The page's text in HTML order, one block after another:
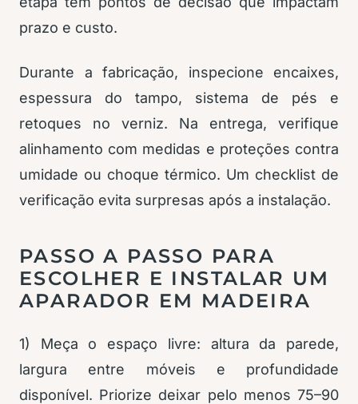
prazo e custo.
Durante a fabricação, inspecione encaixes,
espessura do tampo, sistema de pés e
retoques no verniz. Na entrega, verifique
alinhamento com medidas e proteções contra
umidade ou choque térmico. Um checklist de
verificação evita surpresas após a instalação.
PASSO A PASSO PARA
ESCOLHER E INSTALAR UM
APARADOR EM MADEIRA
1) Meça o espaço livre: altura da parede,
largura entre móveis e profundidade
disponível. Priorize deixar pelo menos 75–90